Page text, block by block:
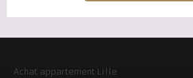
Achat appartement Lille